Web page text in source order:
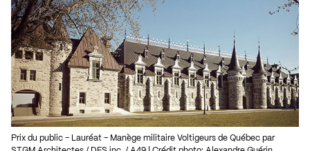
Prix du public – Lauréat – Manège militaire Voltigeurs de Québec par